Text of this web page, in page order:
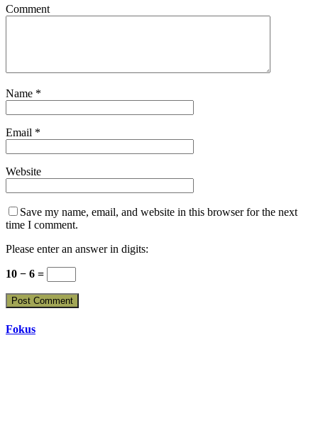
Comment
Name *
Email *
Website
Save my name, email, and website in this browser for the next
time I comment.
Please enter an answer in digits:
10 − 6 =
Fokus